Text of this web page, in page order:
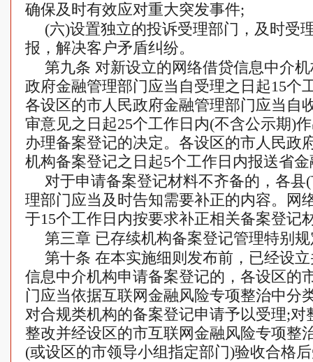
确保及时有效应对重大突发事件;
(六)设置独立的投诉受理部门，及时受
报，解决客户矛盾纠纷。
第九条 对新设立的网络借贷信息中介
政府金融管理部门应当自受理之日起15个
各设区的市人民政府金融管理部门应当自
审意见之日起25个工作日内(不含公示期)
办理备案登记的决定。各设区的市人民政
机构备案登记之日起5个工作日内报送省
对于申请备案登记材料不齐备的，各县
理部门应当及时告知需要补正的内容。网
于15个工作日内按要求补正相关备案登记
第三章 已存续机构备案登记管理特别
第十条 在本实施细则发布前，已经设
信息中介机构申请备案登记的，各设区的
门应当依据互联网金融风险专项整治中分
对合规类机构的备案登记申请予以受理;对
整改并经设区的市互联网金融风险专项整
(或设区的市领导小组指定部门)验收合格